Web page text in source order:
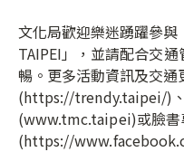
文化局歡迎樂迷踴躍參與
TAIPEI」，並請配合交
暢。更多活動資訊及交
(https://trendy.taipei/)
(www.tmc.taipei)或臉書
(https://